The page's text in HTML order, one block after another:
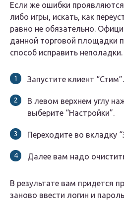
Если же ошибки
либо игры, искать, как
равно не обязательно.
данной торговой площадки
способ исправить неполадки.
Запустите клиент “Стим”.
В левом верхнем углу
выберите “Настройки”.
Переходите во вкладку
Далее вам надо
В результате вам придется
заново ввести логин и